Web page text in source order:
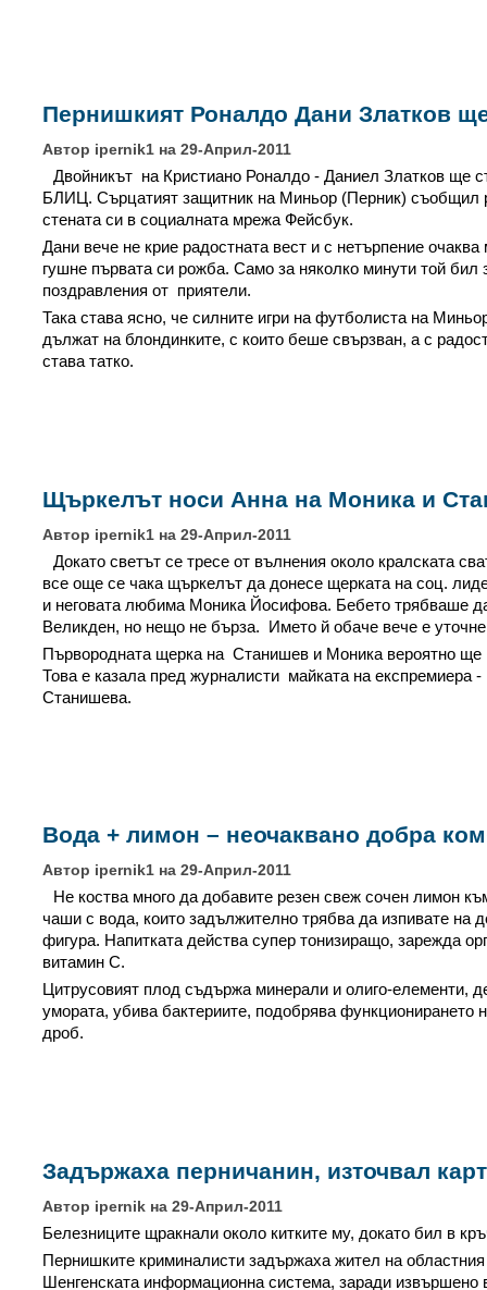
Пернишкият Роналдо Дани Златков ще
Автор ipernik1 на 29-Април-2011
Двойникът на Кристиано Роналдо - Даниел Златков ще
БЛИЦ. Сърцатият защитник на Миньор (Перник) съобщил
стената си в социалната мрежа Фейсбук.
Дани вече не крие радостната вест и с нетърпение очаква
гушне първата си рожба. Само за няколко минути той бил
поздравления от приятели.
Така става ясно, че силните игри на футболиста на
дължат на блондинките, с които беше свързван, а с
става татко.
Щъркелът носи Анна на Моника и
Автор ipernik1 на 29-Април-2011
Докато светът се тресе от вълнения около кралската
все още се чака щъркелът да донесе щерката на соц.
и неговата любима Моника Йосифова. Бебето трябваше
Великден, но нещо не бърза. Името й обаче вече е
Първородната щерка на Станишев и Моника вероятно ще
Това е казала пред журналисти майката на експремиера
Станишева.
Вода + лимон – неочаквано добра
Автор ipernik1 на 29-Април-2011
Не коства много да добавите резен свеж сочен лимон
чаши с вода, които задължително трябва да изпивате на
фигура. Напитката действа супер тонизиращо, зарежда
витамин С.
Цитрусовият плод съдържа минерали и олиго-елементи,
умората, убива бактериите, подобрява функционирането
дроб.
Задържаха перничанин, източвал
Автор ipernik на 29-Април-2011
Белезниците щракнали около китките му, докато бил в
Пернишките криминалисти задържаха жител на областния
Шенгенската информационна система, заради извършено